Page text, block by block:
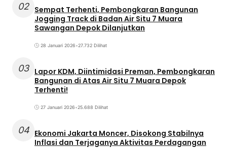
02 Sempat Terhenti, Pembongkaran Bangunan
Jogging Track di Badan Air Situ 7 Muara
Sawangan Depok Dilanjutkan
28 Januari 2026•27.732 Dilihat
03 Lapor KDM, Diintimidasi Preman, Pembongkaran
Bangunan di Atas Air Situ 7 Muara Depok
Terhenti!
27 Januari 2026•25.688 Dilihat
04 Ekonomi Jakarta Moncer, Disokong Stabilnya
Inflasi dan Terjaganya Aktivitas Perdagangan